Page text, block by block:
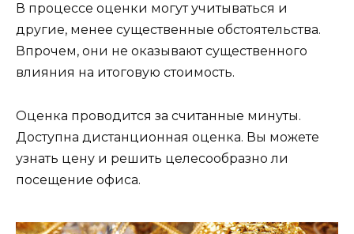
В процессе оценки могут учитываться и
другие, менее существенные обстоятельства.
Впрочем, они не оказывают существенного
влияния на итоговую стоимость.
Оценка проводится за считанные минуты.
Доступна дистанционная оценка. Вы можете
узнать цену и решить целесообразно ли
посещение офиса.